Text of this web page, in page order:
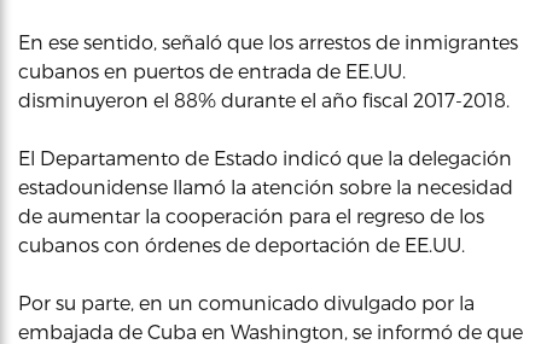
En ese sentido, señaló que los arrestos de inmigrantes
cubanos en puertos de entrada de EE.UU.
disminuyeron el 88% durante el año fiscal 2017-2018.
El Departamento de Estado indicó que la delegación
estadounidense llamó la atención sobre la necesidad
de aumentar la cooperación para el regreso de los
cubanos con órdenes de deportación de EE.UU.
Por su parte, en un comunicado divulgado por la
embajada de Cuba en Washington, se informó de que